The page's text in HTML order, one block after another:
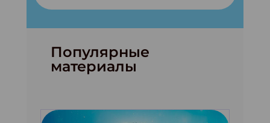
Популярные
материалы